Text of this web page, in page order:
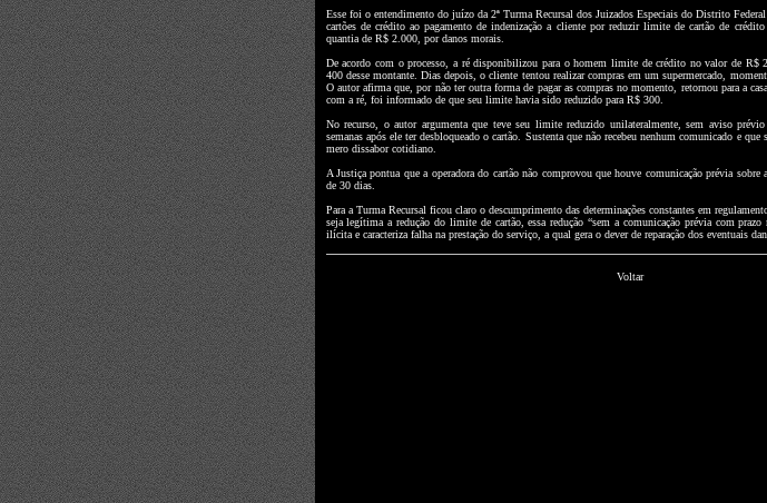
Esse foi o entendimento do juízo da 2ª Turma Recursal dos Juizados Especiais do Distrito
cartões de crédito ao pagamento de indenização a cliente por reduzir limite de cartão de
quantia de R$ 2.000, por danos morais.
De acordo com o processo, a ré disponibilizou para o homem limite de crédito no valor de R$
400 desse montante. Dias depois, o cliente tentou realizar compras em um supermercado,
O autor afirma que, por não ter outra forma de pagar as compras no momento, retornou para a
com a ré, foi informado de que seu limite havia sido reduzido para R$ 300.
No recurso, o autor argumenta que teve seu limite reduzido unilateralmente, sem aviso
semanas após ele ter desbloqueado o cartão. Sustenta que não recebeu nenhum comunicado e
mero dissabor cotidiano.
A Justiça pontua que a operadora do cartão não comprovou que houve comunicação prévia sobre
de 30 dias.
Para a Turma Recursal ficou claro o descumprimento das determinações constantes em
seja legítima a redução do limite de cartão, essa redução “sem a comunicação prévia com
ilícita e caracteriza falha na prestação do serviço, a qual gera o dever de reparação dos eventuais
Voltar